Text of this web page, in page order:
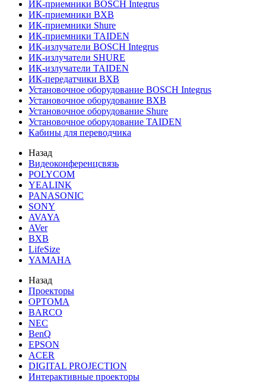
ИК-приемники BOSCH Integrus
ИК-приемники BXB
ИК-приемники Shure
ИК-приемники TAIDEN
ИК-излучатели BOSCH Integrus
ИК-излучатели SHURE
ИК-излучатели TAIDEN
ИК-передатчики BXB
Установочное оборудование BOSCH Integrus
Установочное оборудование BXB
Установочное оборудование Shure
Установочное оборудование TAIDEN
Кабины для переводчика
Назад
Видеоконференцсвязь
POLYCOM
YEALINK
PANASONIC
SONY
AVAYA
AVer
BXB
LifeSize
YAMAHA
Назад
Проекторы
OPTOMA
BARCO
NEC
BenQ
EPSON
ACER
DIGITAL PROJECTION
Интерактивные проекторы